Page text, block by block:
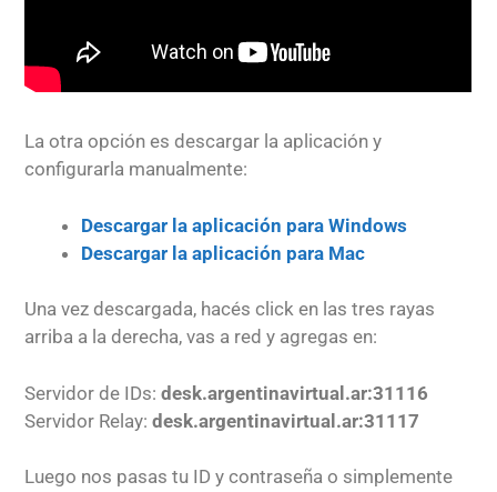
La otra opción es descargar la aplicación y
configurarla manualmente:
Descargar la aplicación para Windows
Descargar la aplicación para Mac
Una vez descargada, hacés click en las tres rayas
arriba a la derecha, vas a red y agregas en:
Servidor de IDs:desk.argentinavirtual.ar:31116
Servidor Relay:desk.argentinavirtual.ar:31117
Luego nos pasas tu ID y contraseña o simplemente